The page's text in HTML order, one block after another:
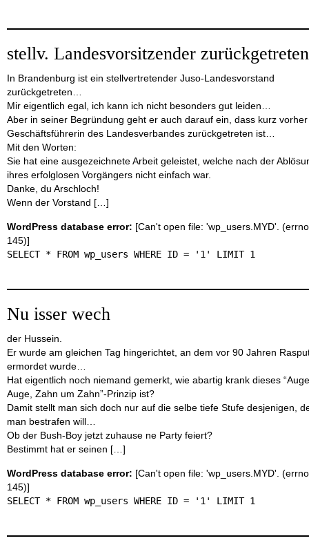
stellv. Landesvorsitzender
In Brandenburg ist ein stellvertretender Juso-Landesvorstand
zurückgetreten…
Mir eigentlich egal, ich kann ich nicht besonders gut leiden…
Aber in seiner Begründung geht er auch darauf ein, dass kurz
Geschäftsführerin des Landesverbandes zurückgetreten ist…
Mit den Worten:
Sie hat eine ausgezeichnete Arbeit geleistet, welche nach der
ihres erfolglosen Vorgängers nicht einfach war.
Danke, du Arschloch!
Wenn der Vorstand […]
WordPress database error: [Can't open file: 'wp_users.MYD'.
145)]
SELECT * FROM wp_users WHERE ID = '1' LIMIT 1
Nu isser wech
der Hussein.
Er wurde am gleichen Tag hingerichtet, an dem vor 90 Jahren
ermordet wurde…
Hat eigentlich noch niemand gemerkt, wie abartig krank dieses
Auge, Zahn um Zahn”-Prinzip ist?
Damit stellt man sich doch nur auf die selbe tiefe Stufe desjenigen,
man bestrafen will…
Ob der Bush-Boy jetzt zuhause ne Party feiert?
Bestimmt hat er seinen […]
WordPress database error: [Can't open file: 'wp_users.MYD'.
145)]
SELECT * FROM wp_users WHERE ID = '1' LIMIT 1